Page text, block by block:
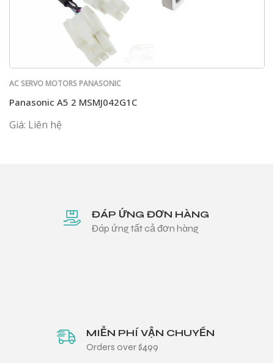
AC SERVO MOTORS PANASONIC
Panasonic A5 2 MSMJ042G1C
Giá: Liên hệ
ĐÁP ỨNG ĐƠN HÀNG
Đáp ứng tất cả đơn hàng
MIỄN PHÍ VẬN CHUYỂN
Orders over $499